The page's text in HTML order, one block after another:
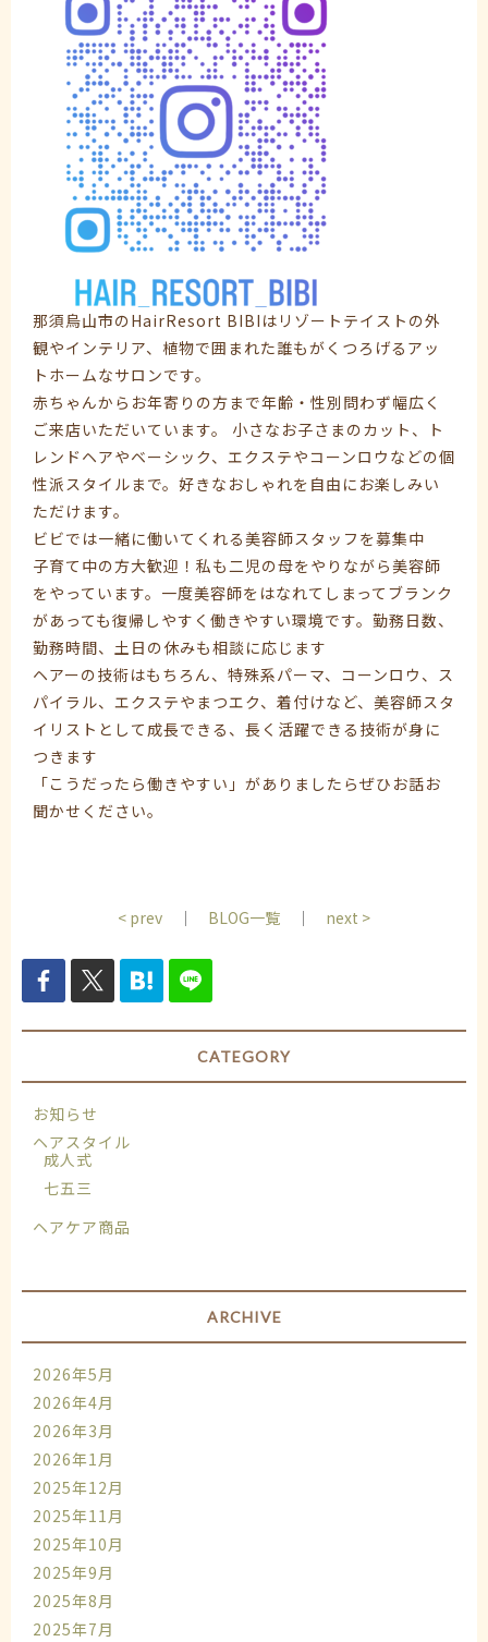
那須烏山市のHairResort BIBIはリゾートテイストの外
観やインテリア、植物で囲まれた誰もがくつろげるアッ
トホームなサロンです。
赤ちゃんからお年寄りの方まで年齢・性別問わず幅広く
ご来店いただいています。 小さなお子さまのカット、ト
レンドヘアやベーシック、エクステやコーンロウなどの個
性派スタイルまで。好きなおしゃれを自由にお楽しみい
ただけます。
ビビでは一緒に働いてくれる美容師スタッフを募集中
子育て中の方大歓迎！私も二児の母をやりながら美容師
をやっています。一度美容師をはなれてしまってブランク
があっても復帰しやすく働きやすい環境です。勤務日数、
勤務時間、土日の休みも相談に応じます
ヘアーの技術はもちろん、特殊系パーマ、コーンロウ、ス
パイラル、エクステやまつエク、着付けなど、美容師スタ
イリストとして成長できる、長く活躍できる技術が身に
つきます
「こうだったら働きやすい」がありましたらぜひお話お
聞かせください。
< prev ｜ BLOG一覧 ｜ next >
CATEGORY
お知らせ
ヘアスタイル
成人式
七五三
ヘアケア商品
ARCHIVE
2026年5月
2026年4月
2026年3月
2026年1月
2025年12月
2025年11月
2025年10月
2025年9月
2025年8月
2025年7月